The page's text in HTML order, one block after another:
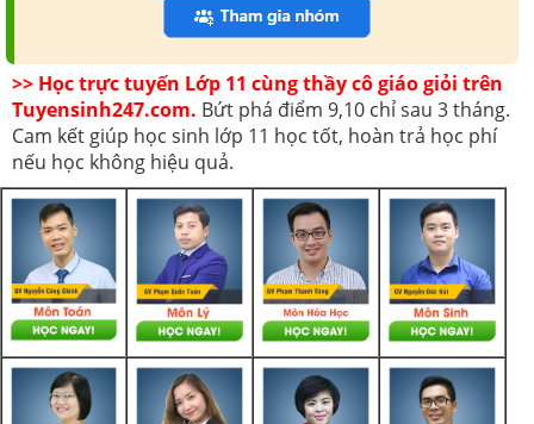
>> Học trực tuyến Lớp 11 cùng thầy cô giáo giỏi trên
Tuyensinh247.com. Bứt phá điểm 9,10 chỉ sau 3 tháng.
Cam kết giúp học sinh lớp 11 học tốt, hoàn trả học phí
nếu học không hiệu quả.